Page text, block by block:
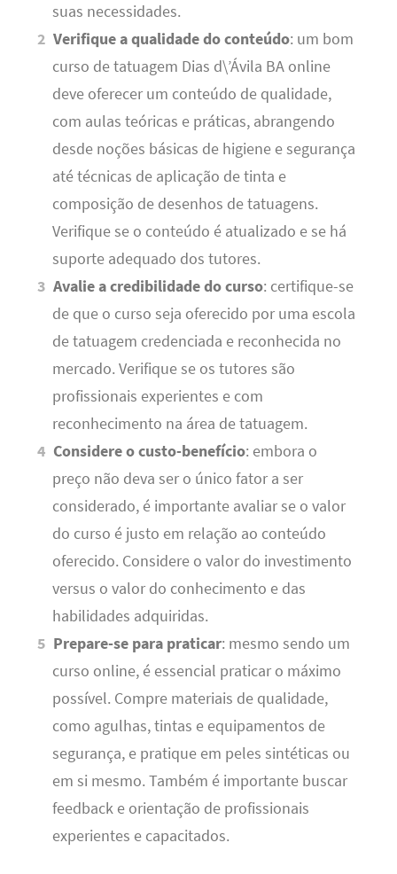
suas necessidades.
Verifique a qualidade do conteúdo: um bom
curso de tatuagem Dias d\’Ávila BA online
deve oferecer um conteúdo de qualidade,
com aulas teóricas e práticas, abrangendo
desde noções básicas de higiene e segurança
até técnicas de aplicação de tinta e
composição de desenhos de tatuagens.
Verifique se o conteúdo é atualizado e se há
suporte adequado dos tutores.
Avalie a credibilidade do curso: certifique-se
de que o curso seja oferecido por uma escola
de tatuagem credenciada e reconhecida no
mercado. Verifique se os tutores são
profissionais experientes e com
reconhecimento na área de tatuagem.
Considere o custo-benefício: embora o
preço não deva ser o único fator a ser
considerado, é importante avaliar se o valor
do curso é justo em relação ao conteúdo
oferecido. Considere o valor do investimento
versus o valor do conhecimento e das
habilidades adquiridas.
Prepare-se para praticar: mesmo sendo um
curso online, é essencial praticar o máximo
possível. Compre materiais de qualidade,
como agulhas, tintas e equipamentos de
segurança, e pratique em peles sintéticas ou
em si mesmo. Também é importante buscar
feedback e orientação de profissionais
experientes e capacitados.